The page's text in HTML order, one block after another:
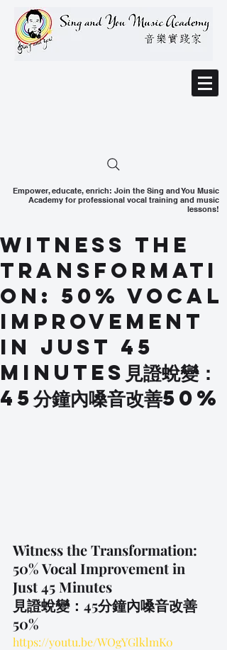
Empower, educate, enrich: Join the Sing and You Music
Academy for professional vocal training and music
lessons!
Witness the
Transformati
on: 50% Vocal
Improvement
in Just 45
Minutes見證蛻變：
45分鐘內嗓音改善50%
Witness the Transformation:
50% Vocal Improvement in
Just 45 Minutes
見證蛻變：45分鐘內嗓音改善
50%
https://youtu.be/WOgYGlklmK0